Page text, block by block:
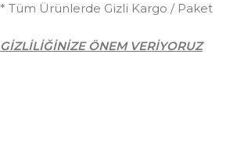
* Tüm Ürünlerde Gizli Kargo / Paket
GİZLİLİĞİNİZE ÖNEM VERİYORUZ